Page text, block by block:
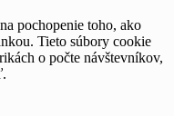
pochopenie toho, ako
Tieto súbory cookie
o počte návštevníkov,